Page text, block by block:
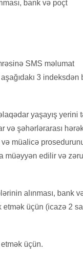
bank və poçt
SMS məlumat
3 indeksdən
yaşayış yerini
və şəhərlərarası
müalicə
müəyyən edilir və
alınması, bank
etmək üçün (icazə 2
üçün.